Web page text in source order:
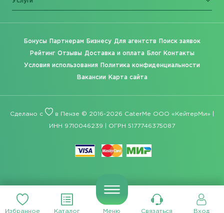
Избранное Каталог Меню Связаться Вход
Бонусы Партнерам Бизнесу Для агентств Поиск заявок
Рейтинг Отзывы Доставка и оплата Блог Контакты
Условия использования Политика конфиденциальности
Вакансии Карта сайта
Сделано с в Пензе © 2016-2026 CaterMe ООО «КейтерМи» |
ИНН 9710046239 | ОГРН 5177746375087